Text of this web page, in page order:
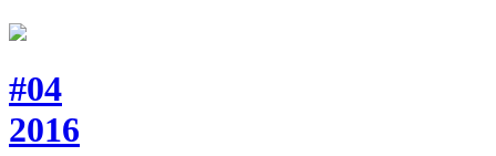
#04
2016